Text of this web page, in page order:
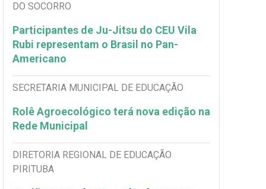
DO SOCORRO
Participantes de Ju-Jitsu do CEU Vila
Rubi representam o Brasil no Pan-
Americano
SECRETARIA MUNICIPAL DE EDUCAÇÃO
Rolê Agroecológico terá nova edição na
Rede Municipal
DIRETORIA REGIONAL DE EDUCAÇÃO
PIRITUBA